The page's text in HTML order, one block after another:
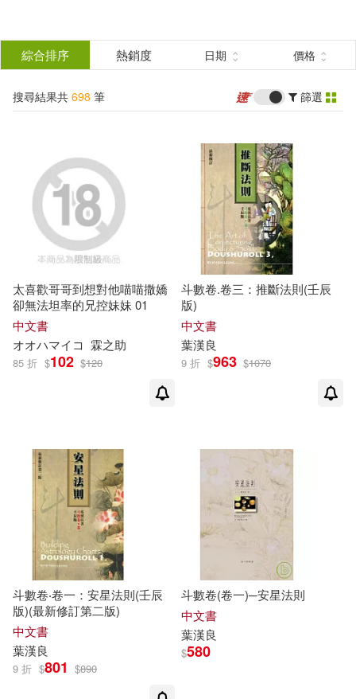
結
分類 (單選)
所有商品(698) 圖書(372)
影音(20)
美妝(5)
家居生活(40)
3C(59) 保健(3)
設計文具(9) 休閒生活(3)
餐廚生活(4)
鞋包配件(18) 寵物生活(2)
電子書(78)
作者 (可複選)
わんこそば(11)
ぶんころり(7) 皐月文(6)
桜目禅斗(5) KARAS押形(4)
KIN(4) Kin(4)
カントク(4) プレジ和尚(4)
寫書哥(4) 帕維爾．塔索林(4)
法主堂山人(4)
展開
出版社 (可複選)
東立(31) 人民郵電出版社(17)
悅文社(17)
三日月(8) 台灣東販(7)
武陵出版(7) Universal(6)
配送方式 (可複選)
綜合排序 熱銷度 日期 價格
搜尋結果共 698 筆 篩選
太喜歡哥哥到想對他喵喵撒嬌
卻無法坦率的兄控妹妹 01
中文書
オオハマイコ 霖之助
85 折 $102 $120
斗數卷.卷三：推斷法則(壬辰
版)
中文書
葉漢良
9 折 $963 $1070
斗數卷‧卷一：安星法則(壬辰
版)(最新修訂第二版)
中文書
葉漢良
9 折 $801 $890
斗數卷(卷一)─安星法則
中文書
葉漢良
$580